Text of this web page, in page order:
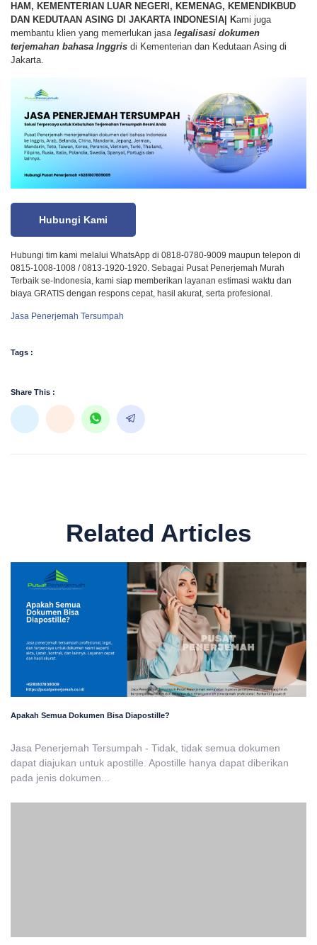
HAM, KEMENTERIAN LUAR NEGERI, KEMENAG, KEMENDIKBUD
DAN KEDUTAAN ASING DI JAKARTA INDONESIA|
Kami juga
membantu klien yang memerlukan jasa legalisasi dokumen
terjemahan bahasa Inggris di Kementerian dan Kedutaan Asing di
Jakarta.
Hubungi Kami
Hubungi tim kami melalui WhatsApp di 0818-0780-9009 maupun telepon di
0815-1008-1008 / 0813-1920-1920. Sebagai Pusat Penerjemah Murah
Terbaik se-Indonesia, kami siap memberikan layanan estimasi waktu dan
biaya GRATIS dengan respons cepat, hasil akurat, serta profesional.
Jasa Penerjemah Tersumpah
Tags :
Share This :
Related Articles
Apakah Semua Dokumen Bisa Diapostille?
Jasa Penerjemah Tersumpah - Tidak, tidak semua dokumen
dapat diajukan untuk apostille. Apostille hanya dapat diberikan
pada jenis dokumen...